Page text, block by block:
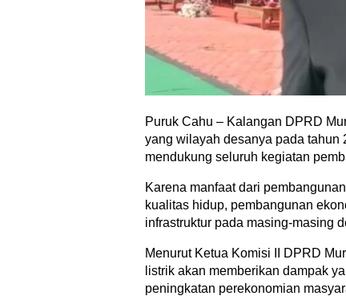
Puruk Cahu – Kalangan DPRD
yang wilayah desanya pada
mendukung seluruh kegiatan
Karena manfaat dari
kualitas hidup, pembangunan
infrastruktur pada masing-masing
Menurut Ketua Komisi II DPRD
listrik akan memberikan dampak
peningkatan perekonomian